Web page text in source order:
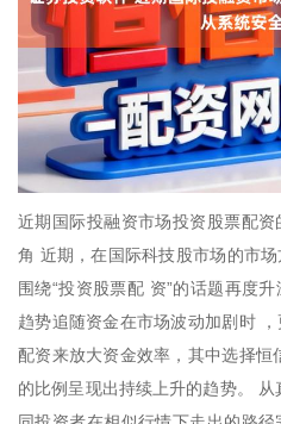
近期国际投融资市场投资股票配
角 近期，在国际科技股市场的市
围绕“投资股票配 资”的话题再度
趋势追随资金在市场波动加剧时
配资来放大资金效率，其中选择
的比例呈现出持续上升的趋势。